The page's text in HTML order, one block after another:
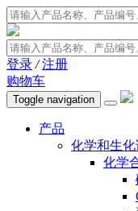
登录 / 注册
购物车
Toggle navigation
产品
化学和生化
化学